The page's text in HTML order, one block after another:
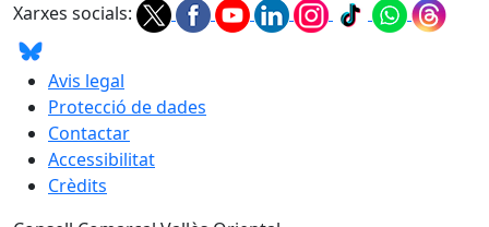
Xarxes socials:
Avis legal
Protecció de dades
Contactar
Accessibilitat
Crèdits